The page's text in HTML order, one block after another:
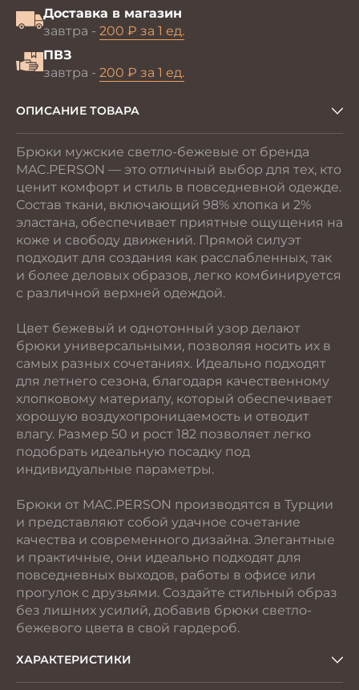
Доставка в магазин
завтра - 200 ₽ за 1 ед.
ПВЗ
завтра - 200 ₽ за 1 ед.
ОПИСАНИЕ ТОВАРА
Брюки мужские светло-бежевые от бренда
MAC.PERSON — это отличный выбор для тех, кто
ценит комфорт и стиль в повседневной одежде.
Состав ткани, включающий 98% хлопка и 2%
эластана, обеспечивает приятные ощущения на
коже и свободу движений. Прямой силуэт
подходит для создания как расслабленных, так
и более деловых образов, легко комбинируется
с различной верхней одеждой.
Цвет бежевый и однотонный узор делают
брюки универсальными, позволяя носить их в
самых разных сочетаниях. Идеально подходят
для летнего сезона, благодаря качественному
хлопковому материалу, который обеспечивает
хорошую воздухопроницаемость и отводит
влагу. Размер 50 и рост 182 позволяет легко
подобрать идеальную посадку под
индивидуальные параметры.
Брюки от MAC.PERSON производятся в Турции
и представляют собой удачное сочетание
качества и современного дизайна. Элегантные
и практичные, они идеально подходят для
повседневных выходов, работы в офисе или
прогулок с друзьями. Создайте стильный образ
без лишних усилий, добавив брюки светло-
бежевого цвета в свой гардероб.
ХАРАКТЕРИСТИКИ